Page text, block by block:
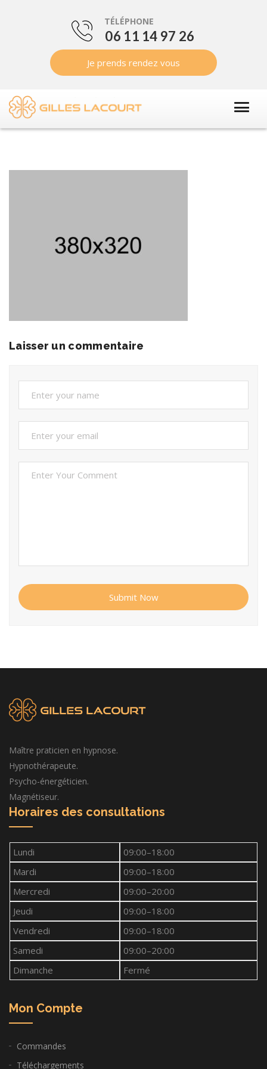
TÉLÉPHONE
06 11 14 97 26
Je prends rendez vous
Laisser un commentaire
Submit Now
Maître praticien en hypnose.
Hypnothérapeute.
Psycho-énergéticien.
Magnétiseur.
Horaires des consultations
Lundi
09:00–18:00
Mardi
09:00–18:00
Mercredi
09:00–20:00
Jeudi
09:00–18:00
Vendredi
09:00–18:00
Samedi
09:00–20:00
Dimanche
Fermé
Mon Compte
Commandes
Téléchargements